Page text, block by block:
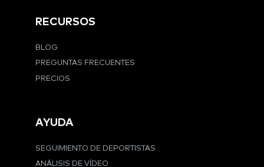
RECURSOS
BLOG
PREGUNTAS FRECUENTES
PRECIOS
AYUDA
SEGUIMIENTO DE DEPORTISTAS
ANÁLISIS DE VÍDEO